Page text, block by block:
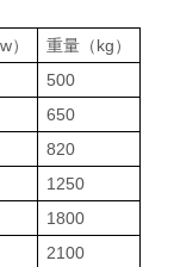
）
重量（kg）
500
650
820
1250
1800
2100